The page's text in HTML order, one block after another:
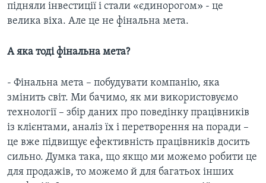
підняли інвестиції і стали «єдинорогом» - це
велика віха. Але це не фінальна мета.
А яка тоді фінальна мета?
- Фінальна мета – побудувати компанію, яка
змінить світ. Ми бачимо, як ми використовуємо
технології – збір даних про поведінку працівників
із клієнтами, аналіз їх і перетворення на поради –
це вже підвищує ефективність працівників досить
сильно. Думка така, що якщо ми можемо робити це
для продажів, то можемо й для багатьох інших